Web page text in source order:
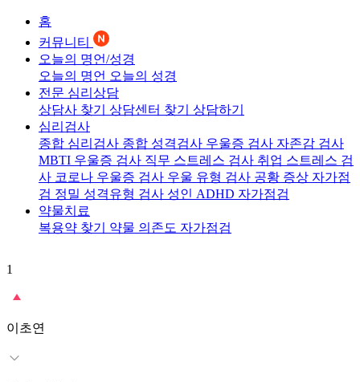
홈
커뮤니티
오늘의 명언/성경
오늘의 명언 오늘의 성경
전문 심리상담
상담사 찾기 상담센터 찾기 상담하기
심리검사
종합 심리검사 종합 성격검사 우울증 검사 자존감 검사
MBTI 우울증 검사 직무 스트레스 검사 취업 스트레스 검
사 코로나 우울증 검사 우울 유형 검사 공황 증상 자가점
검 정밀 성격유형 검사 성인 ADHD 자가점검
약물치료
복용약 찾기 약물 의존도 자가점검
1
이초연